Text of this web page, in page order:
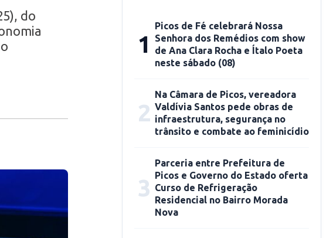
do
1
Picos de Fé celebrará Nossa
Senhora dos Remédios com show
de Ana Clara Rocha e Ítalo Poeta
neste sábado (08)
2
Na Câmara de Picos, vereadora
Valdívia Santos pede obras de
infraestrutura, segurança no
trânsito e combate ao feminicídio
3
Parceria entre Prefeitura de
Picos e Governo do Estado oferta
Curso de Refrigeração
Residencial no Bairro Morada
Nova